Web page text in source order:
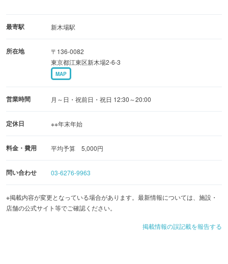
最寄駅 新木場駅
所在地
〒136-0082
東京都江東区新木場2-6-3
MAP
営業時間 月～日・祝前日・祝日 12:30～20:00
定休日 ※※年末年始
料金・費用 平均予算 5,000円
問い合わせ 03-6276-9963
※掲載内容が変更となっている場合があります。最新情報については、施設・
店舗の公式サイト等でご確認ください。
掲載情報の誤記載を報告する